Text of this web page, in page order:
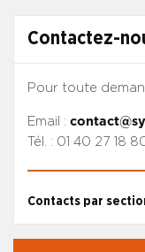
Contactez-
Pour toute
Email :
Tél. : 01 40 27 18
Contacts par